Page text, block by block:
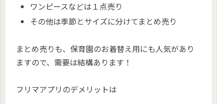
ワンピースなどは１点売り
その他は季節とサイズに分けてまとめ売り
まとめ売りも、保育園のお着替え用にも人気があり
ますので、需要は結構あります！
フリマアプリのデメリットは